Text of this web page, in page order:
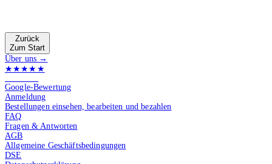
Zurück
Zum Start
Über uns →
★★★★★
Google-Bewertung
Anmeldung
Bestellungen einsehen, bearbeiten und bezahlen
FAQ
Fragen & Antworten
AGB
Allgemeine Geschäftsbedingungen
DSE